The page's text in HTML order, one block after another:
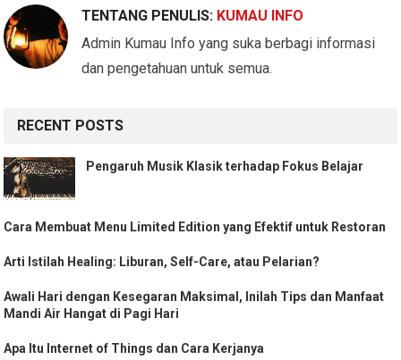
TENTANG PENULIS: KUMAU INFO
Admin Kumau Info yang suka berbagi informasi
dan pengetahuan untuk semua.
RECENT POSTS
Pengaruh Musik Klasik terhadap Fokus Belajar
Cara Membuat Menu Limited Edition yang Efektif untuk Restoran
Arti Istilah Healing: Liburan, Self-Care, atau Pelarian?
Awali Hari dengan Kesegaran Maksimal, Inilah Tips dan Manfaat
Mandi Air Hangat di Pagi Hari
Apa Itu Internet of Things dan Cara Kerjanya